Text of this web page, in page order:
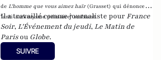
deL'homme que vous aimez haïr (Grasset) qui dénonce l'
"anti-sarkozysme primaire" ambiant.
Il a travaillé comme journaliste pour France
Soir, L'Événement du jeudi, Le Matin de
Parisou Globe.
SUIVRE